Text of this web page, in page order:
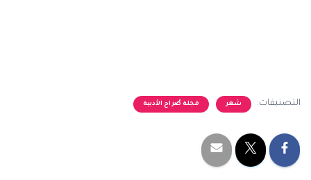
التصنيفات: شعر مجلة صُراح الأدبية